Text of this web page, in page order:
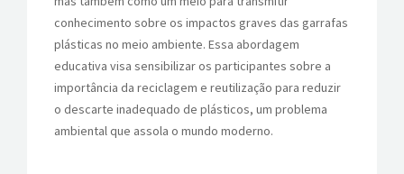
conhecimento sobre os impactos graves das garrafas
plásticas no meio ambiente. Essa abordagem
educativa visa sensibilizar os participantes sobre a
importância da reciclagem e reutilização para reduzir
o descarte inadequado de plásticos, um problema
ambiental que assola o mundo moderno.